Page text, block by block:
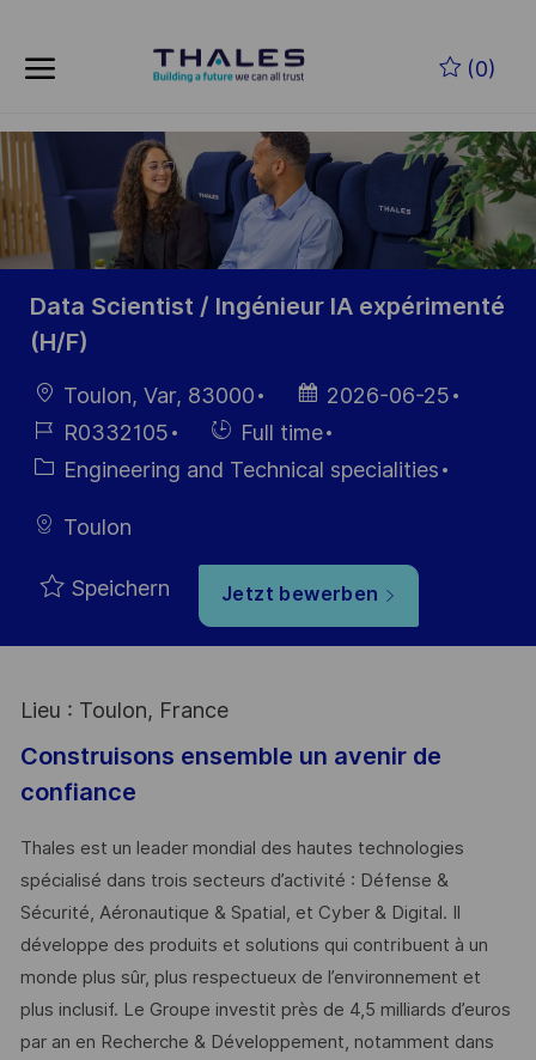
(0)
-
Data Scientist / Ingénieur IA expérimenté
(H/F)
Ort Toulon, Var, 83000
Datum der
Veröffentlichung
2026-06-25
Job-
ID
R0332105 Einstellunngstyp
Full time
Kategorie
Engineering and Technical specialities
Toulon
Speichern Jetzt bewerben
Lieu : Toulon, France
Construisons ensemble un avenir de
confiance
Thales est un leader mondial des hautes technologies
spécialisé dans trois secteurs d’activité : Défense &
Sécurité, Aéronautique & Spatial, et Cyber & Digital. Il
développe des produits et solutions qui contribuent à un
monde plus sûr, plus respectueux de l’environnement et
plus inclusif. Le Groupe investit près de 4,5 milliards d’euros
par an en Recherche & Développement, notamment dans